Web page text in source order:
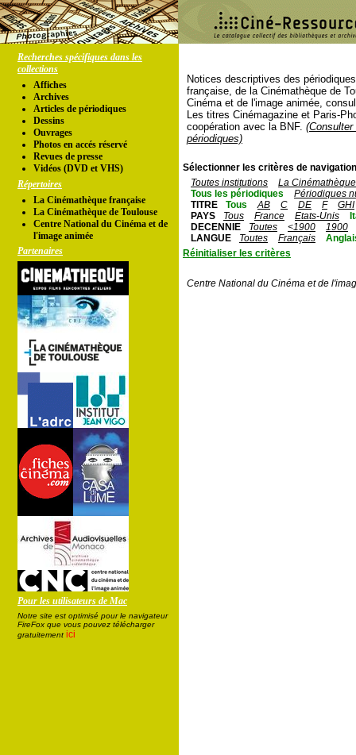
Recherches spécifiques dans les
collections
Affiches
Archives
Articles de périodiques
Dessins
Ouvrages
Photos en accés réservé
Revues de presse
Vidéos (DVD et VHS)
Répertoires
La Cinémathèque française
La Cinémathèque de Toulouse
Centre National du Cinéma et de
l'image animée
Partenaires
Pour les utilisateurs de Mac
Notre site est optimisé pour le navigateur
FireFox que vous pouvez télécharger
gratuitement ici
Notices descriptives des
française, de la Cinémathèque de
Cinéma et de l'image animée,
Les titres Cinémagazine et Paris-
coopération avec la BNF.
périodiques)
Sélectionner les critères de
Toutes institutions
La
Tous les périodiques
Périodiques
TITRE
Tous AB C DE F
GHI
PAYS
Tous France Etats-Unis
DECENNIE
Toutes <1900
1900
LANGUE
Toutes Français
Réinitialiser les critères
Centre National du Cinéma et de